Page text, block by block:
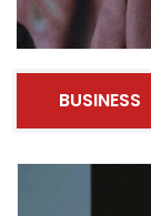
BUSINESS